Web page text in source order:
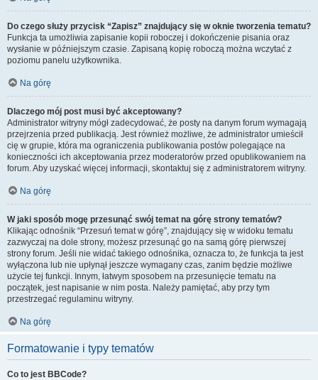
Do czego służy przycisk “Zapisz” znajdujący się w oknie tworzenia tematu?
Funkcja ta umożliwia zapisanie kopii roboczej i dokończenie pisania oraz
wysłanie w późniejszym czasie. Zapisaną kopię roboczą można wczytać z
poziomu panelu użytkownika.
Na górę
Dlaczego mój post musi być akceptowany?
Administrator witryny mógł zadecydować, że posty na danym forum wymagają
przejrzenia przed publikacją. Jest również możliwe, że administrator umieścił
cię w grupie, która ma ograniczenia publikowania postów polegające na
konieczności ich akceptowania przez moderatorów przed opublikowaniem na
forum. Aby uzyskać więcej informacji, skontaktuj się z administratorem witryny.
Na górę
W jaki sposób mogę przesunąć swój temat na górę strony tematów?
Klikając odnośnik “Przesuń temat w górę”, znajdujący się w widoku tematu
zazwyczaj na dole strony, możesz przesunąć go na samą górę pierwszej
strony forum. Jeśli nie widać takiego odnośnika, oznacza to, że funkcja ta jest
wyłączona lub nie upłynął jeszcze wymagany czas, zanim będzie możliwe
użycie tej funkcji. Innym, łatwym sposobem na przesunięcie tematu na
początek, jest napisanie w nim posta. Należy pamiętać, aby przy tym
przestrzegać regulaminu witryny.
Na górę
Formatowanie i typy tematów
Co to jest BBCode?